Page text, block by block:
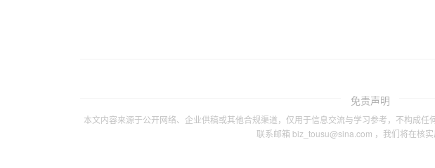
免责声明
本文内容来源于公开网络、企业供稿或其他合规渠道，仅用于信息交流与学习参考，不构成
联系邮箱 biz_tousu@sina.com ，我们将在核实